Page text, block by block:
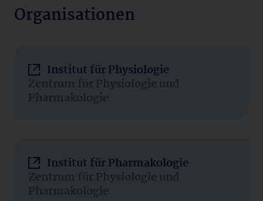
Organisationen
Institut für Physiologie
Zentrum für Physiologie und
Pharmakologie
Institut für Pharmakologie
Zentrum für Physiologie und
Pharmakologie